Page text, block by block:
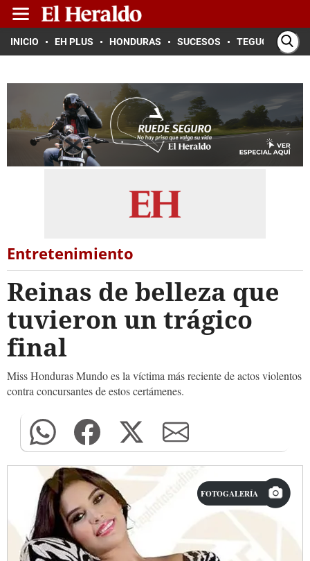
INICIO EH PLUS HONDURAS SUCESOS TEGUCIGALPA
Entretenimiento
Reinas de belleza que
tuvieron un trágico
final
Miss Honduras Mundo es la víctima más reciente de actos violentos
contra concursantes de estos certámenes.
FOTOGALERÍA